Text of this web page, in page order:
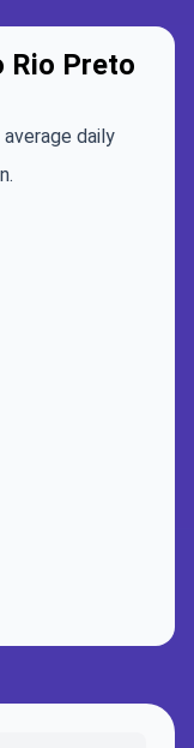
Rio Preto
daily